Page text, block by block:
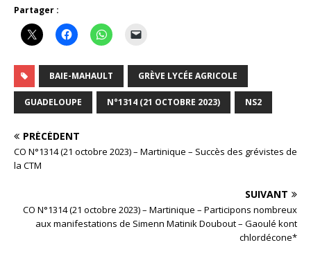
Partager :
BAIE-MAHAULT GRÈVE LYCÉE AGRICOLE
GUADELOUPE N°1314 (21 OCTOBRE 2023) NS2
PRÉCÉDENT
CO N°1314 (21 octobre 2023) – Martinique – Succès des grévistes de
la CTM
SUIVANT
CO N°1314 (21 octobre 2023) – Martinique – Participons nombreux
aux manifestations de Simenn Matinik Doubout – Gaoulé kont
chlordécone*